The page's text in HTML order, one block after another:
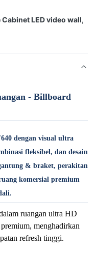
LED video wall,
- Billboard
dengan visual ultra
fleksibel, dan desain
& braket, perakitan
komersial premium
ruangan ultra HD
menghadirkan
refresh tinggi.